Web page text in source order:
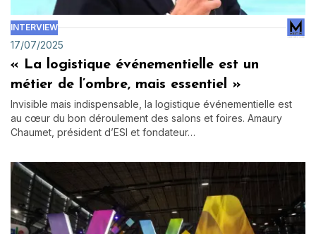
INTERVIEW
17/07/2025
« La logistique événementielle est un
métier de l’ombre, mais essentiel »
Invisible mais indispensable, la logistique événementielle est
au cœur du bon déroulement des salons et foires. Amaury
Chaumet, président d’ESI et fondateur…